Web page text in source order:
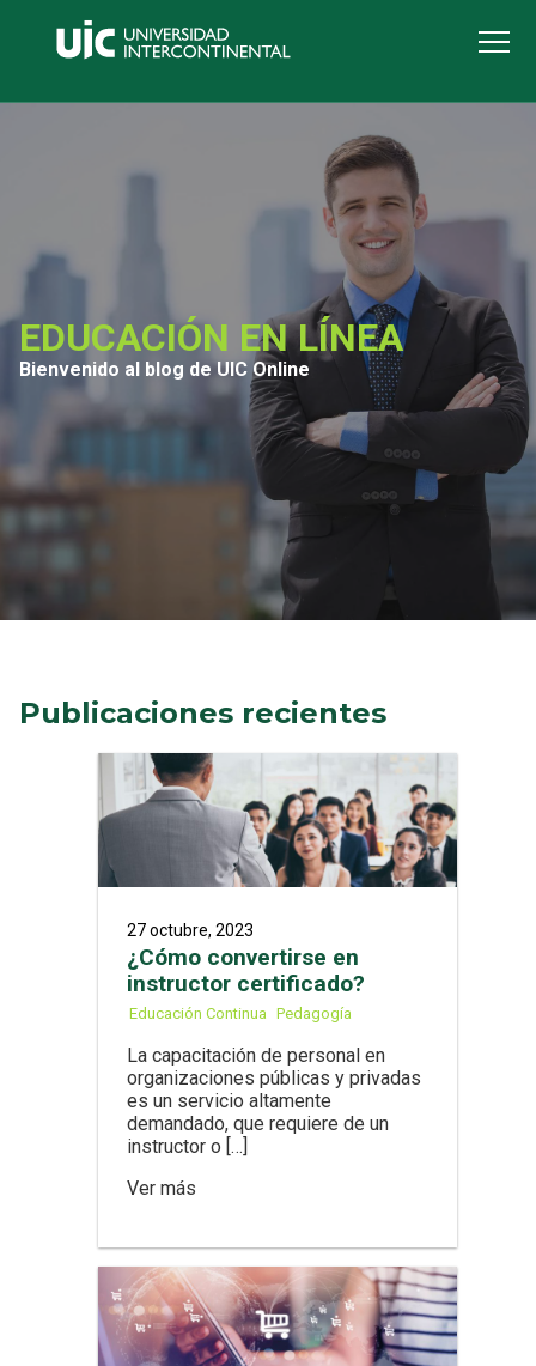
EDUCACIÓN EN LÍNEA
Bienvenido al blog de UIC Online
Publicaciones recientes
27 octubre, 2023
¿Cómo convertirse en
instructor certificado?
Educación Continua Pedagogía
La capacitación de personal en
organizaciones públicas y privadas
es un servicio altamente
demandado, que requiere de un
instructor o […]
Ver más